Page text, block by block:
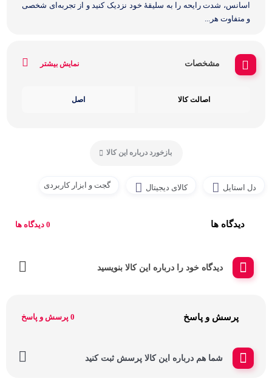
اسانس، شدت رایحه را به سلیقهٔ خود نزدیک کنید و از تجربه‌ای شخصی
و متفاوت هر...
مشخصات نمایش بیشتر
اصالت کالا اصل
بازخورد درباره این کالا
دل استایل کالای دیجیتال گجت و ابزار کاربردی
دیدگاه ها 0 دیدگاه ها
دیدگاه خود را درباره این کالا بنویسید
پرسش و پاسخ 0 پرسش و پاسخ
شما هم درباره این کالا پرسش ثبت کنید